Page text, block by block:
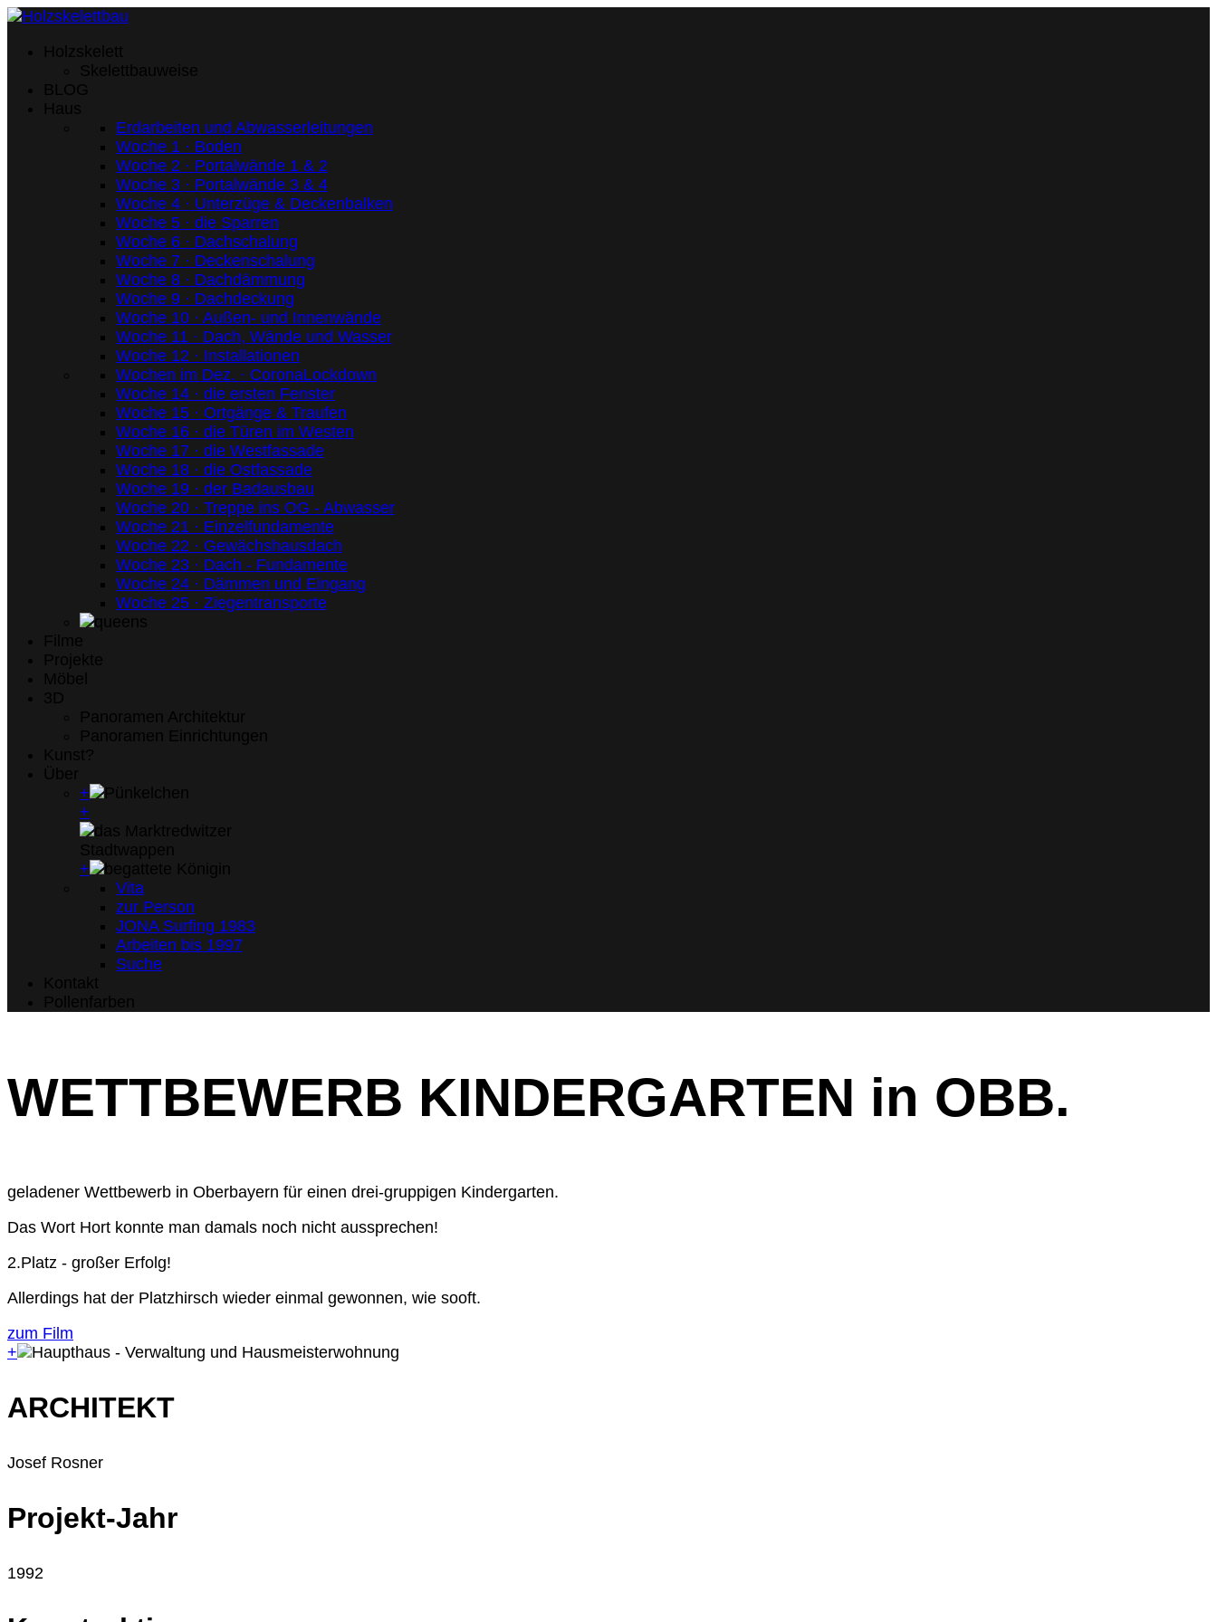
Erdarbeiten und Abwasserleitungen
Woche 1 · Boden
Woche 2 · Portalwände 1 & 2
Woche 3 · Portalwände 3 & 4
Woche 4 · Unterzüge & Deckenbalken
Woche 5 · die Sparren
Woche 6 · Dachschalung
Woche 7 · Deckenschalung
Woche 8 · Dachdämmung
Woche 9 · Dachdeckung
Woche 10 · Außen- und Innenwände
Woche 11 · Dach, Wände und Wasser
Woche 12 · Installationen
Wochen im Dez. · CoronaLockdown
Woche 14 · die ersten Fenster
Woche 15 · Ortgänge & Traufen
Woche 16 · die Türen im Westen
Woche 17 · die Westfassade
Woche 18 · die Ostfassade
Woche 19 · der Badausbau
Woche 20 · Treppe ins OG - Abwasser
Woche 21 · Einzelfundamente
Woche 22 · Gewächshausdach
Woche 23 · Dach - Fundamente
Woche 24 · Dämmen und Eingang
Woche 25 · Ziegentransporte
+
+
+
Vita
zur Person
JONA Surfing 1983
Arbeiten bis 1997
Suche
WETTBEWERB KINDERGARTEN in OBB.
geladener Wettbewerb in Oberbayern für einen drei-gruppigen Kindergarten.
Das Wort Hort konnte man damals noch nicht aussprechen!
2.Platz - großer Erfolg!
Allerdings hat der Platzhirsch wieder einmal gewonnen, wie sooft.
zum Film
+
ARCHITEKT
Josef Rosner
Projekt-Jahr
1992